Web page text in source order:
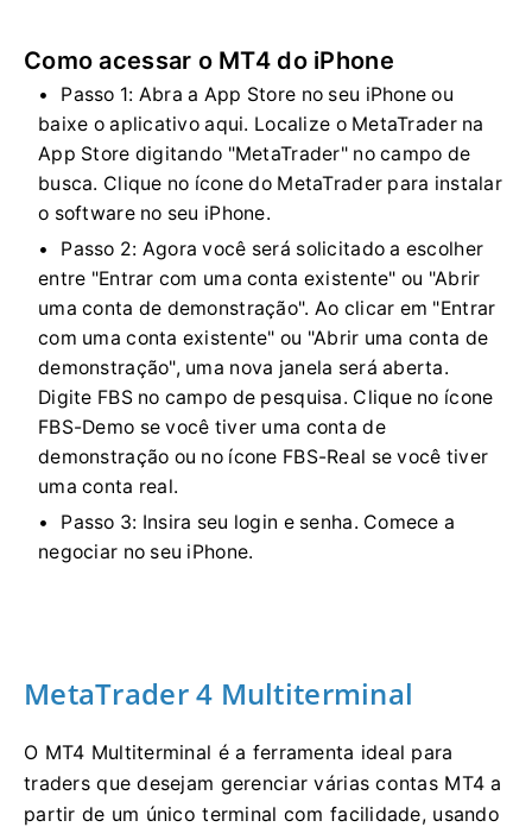
Como acessar o MT4 do iPhone
Passo 1: Abra a App Store no seu iPhone ou
baixe o aplicativo aqui. Localize o MetaTrader na
App Store digitando "MetaTrader" no campo de
busca. Clique no ícone do MetaTrader para instalar
o software no seu iPhone.
Passo 2: Agora você será solicitado a escolher
entre "Entrar com uma conta existente" ou "Abrir
uma conta de demonstração". Ao clicar em "Entrar
com uma conta existente" ou "Abrir uma conta de
demonstração", uma nova janela será aberta.
Digite FBS no campo de pesquisa. Clique no ícone
FBS-Demo se você tiver uma conta de
demonstração ou no ícone FBS-Real se você tiver
uma conta real.
Passo 3: Insira seu login e senha. Comece a
negociar no seu iPhone.
MetaTrader 4 Multiterminal
O MT4 Multiterminal é a ferramenta ideal para
traders que desejam gerenciar várias contas MT4 a
partir de um único terminal com facilidade, usando